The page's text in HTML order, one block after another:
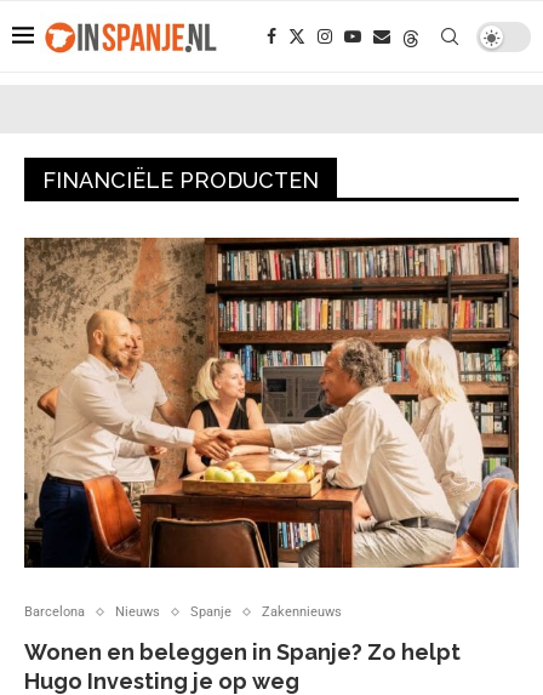
FINANCIËLE PRODUCTEN
Barcelona Nieuws Spanje Zakennieuws
Wonen en beleggen in Spanje? Zo helpt
Hugo Investing je op weg